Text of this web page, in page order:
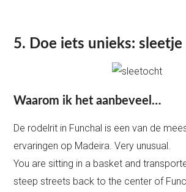
5. Doe iets unieks:
Waarom ik het aanbeveel…
De rodelrit in Funchal is een van de
ervaringen op Madeira. Very unusual.
You are sitting in a basket and
steep streets back to the center of